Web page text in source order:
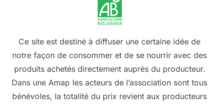
Ce site est destiné à diffuser une certaine idée de
notre façon de consommer et de se nourrir avec des
produits achetés directement auprès du producteur.
Dans une Amap les acteurs de l’association sont tous
bénévoles, la totalité du prix revient aux producteurs